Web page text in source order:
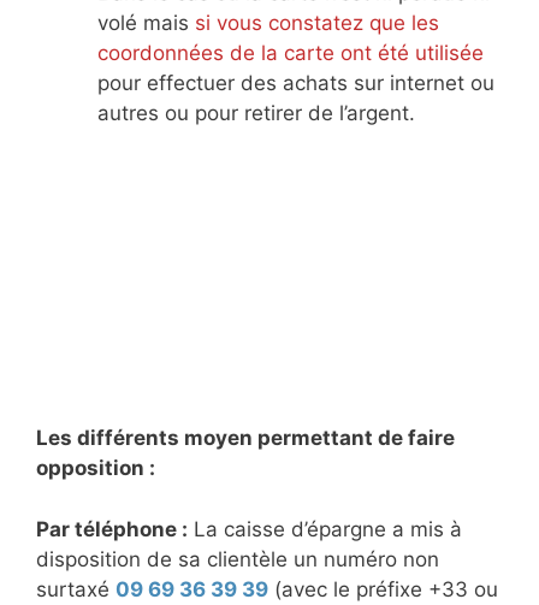
volé mais si vous constatez que les
coordonnées de la carte ont été utilisée
pour effectuer des achats sur internet ou
autres ou pour retirer de l’argent.
Les différents moyen permettant de faire
opposition :
Par téléphone : La caisse d’épargne a mis à
disposition de sa clientèle un numéro non
surtaxé 09 69 36 39 39 (avec le préfixe +33 ou